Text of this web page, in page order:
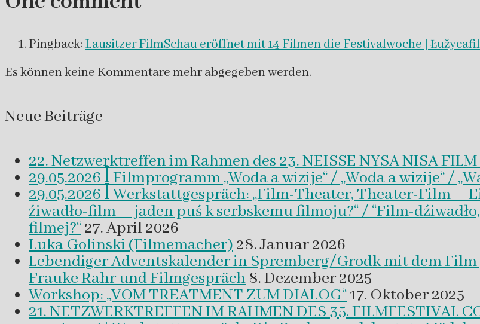
Pingback: Lausitzer FilmSchau eröffnet mit 14 Filmen die Festivalwoche |
Es können keine Kommentare mehr abgegeben werden.
Neue Beiträge
22. Netzwerktreffen im Rahmen des 23. NEISSE NYSA NISA
29.05.2026 ꟾ Filmprogramm „Woda a wizije“ / „Woda a wizije“ /
29.05.2026 ꟾ Werkstattgespräch: „Film-Theater, Theater-Film –
źiwadło-film – jaden puś k serbskemu filmoju?“ / “Film-
filmej?“27. April 2026
Luka Golinski (Filmemacher)28. Januar 2026
Lebendiger Adventskalender in Spremberg/Grodk mit dem Film
Frauke Rahr und Filmgespräch 8. Dezember 2025
Workshop: „VOM TREATMENT ZUM DIALOG“17. Oktober 2025
21. NETZWERKTREFFEN IM RAHMEN DES 35. FILMFESTIVAL